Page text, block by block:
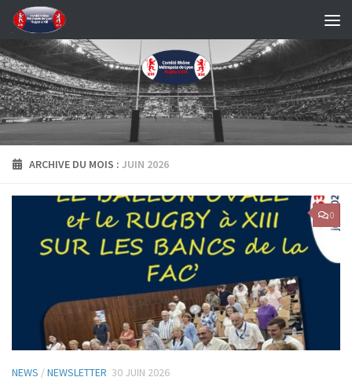
Skip to content
ARCHIVE DU MOIS : JUIN 2026
0
NEWS /NEWSLETTER 30 JUIN 2026